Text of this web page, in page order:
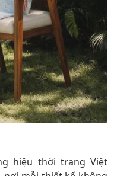
hiệu thời trang Việt